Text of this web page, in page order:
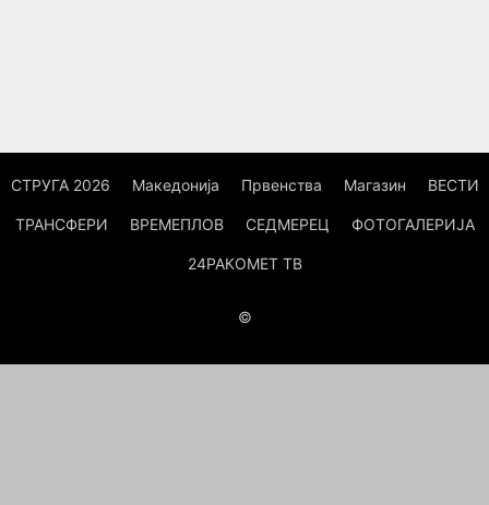
СТРУГА 2026 Македонија Првенства Магазин ВЕСТИ
ТРАНСФЕРИ ВРЕМЕПЛОВ СЕДМЕРЕЦ ФОТОГАЛЕРИЈА
24РАКОМЕТ ТВ
©